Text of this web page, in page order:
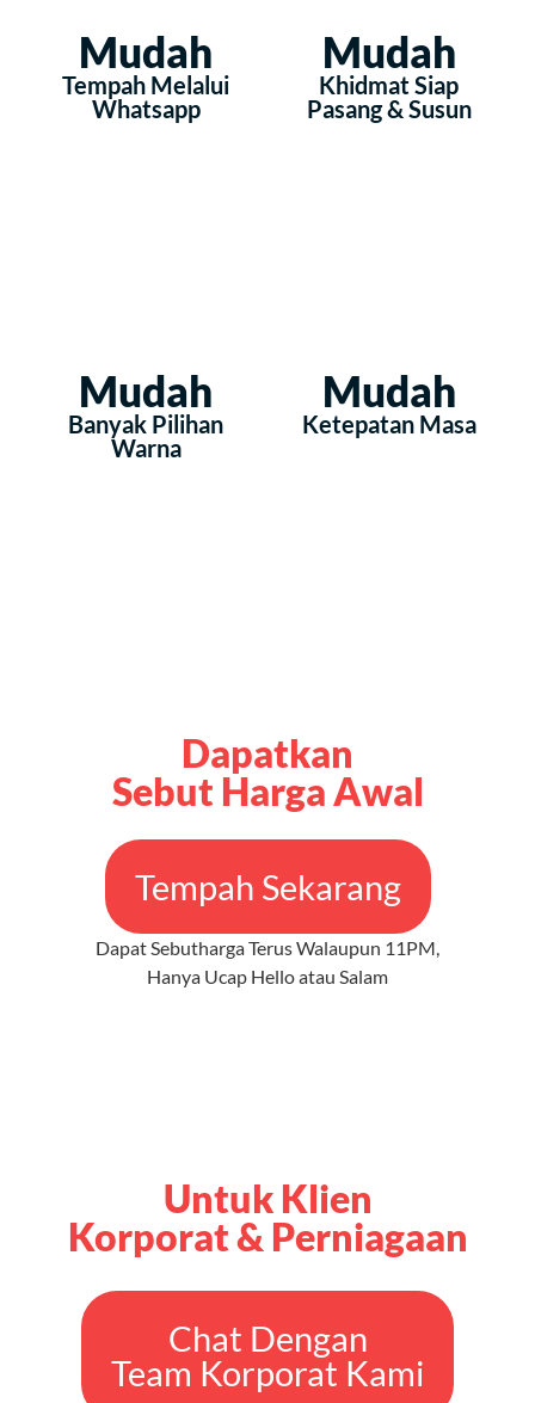
Mudah
Tempah Melalui
Whatsapp
Mudah
Khidmat Siap
Pasang & Susun
Mudah
Banyak Pilihan
Warna
Mudah
Ketepatan Masa
Dapatkan
Sebut Harga Awal
Tempah Sekarang
Dapat Sebutharga Terus Walaupun 11PM,
Hanya Ucap Hello atau Salam
Untuk Klien
Korporat & Perniagaan
Chat Dengan
Team Korporat Kami